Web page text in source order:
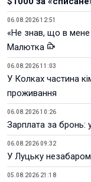
06.08.2026 12:51
«Не знав, що в
Малютка
06.08.2026 11:03
У Колках частина
проживання
06.08.2026 10:26
Зарплата за бронь:
06.08.2026 09:32
У Луцьку
05.08.2026 21:18